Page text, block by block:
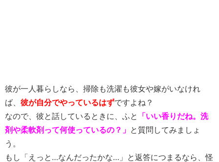
彼が一人暮らしなら、掃除も洗濯も彼女や嫁がいなけれ
ば、 彼が自分でやっているはずですよね？
なので、彼と話しているときに、ふと 「いい香りだね。洗
剤や柔軟剤って何使っているの？」 と質問してみましょ
う。
もし「えっと…なんだったかな…」と返答につまるなら、怪